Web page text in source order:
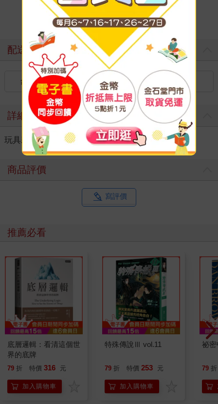
配送方式
台灣 國內宅配：本島（廠商出貨）
詳細資料
玩具親子 ＞ 調理餐具 ＞ 水瓶/杯壺 ＞ 水杯配件
商品評價
寫評價
推薦必看
底層邏輯：看清這個世
界的底牌
79 折 特價 316 元
加入購物車
特殊傳說Ⅲ vol.11
79 折 特價 253 元
加入購物車
祕
79 折